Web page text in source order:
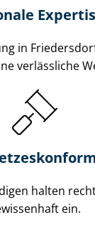
in
verlässliche
halten
ein.